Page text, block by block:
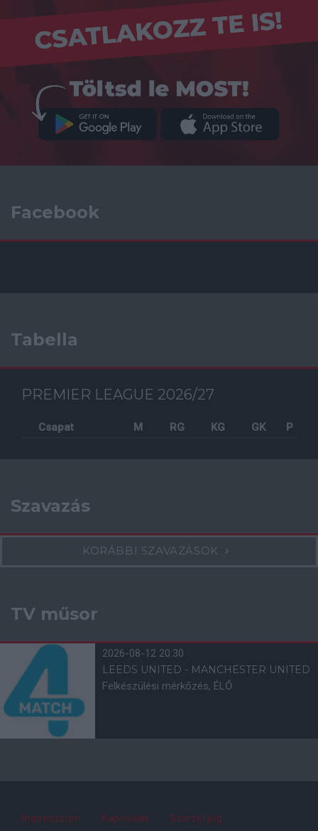
Facebook
Tabella
PREMIER LEAGUE 2026/27
Csapat M RG KG GK P
Szavazás
KORÁBBI SZAVAZÁSOK
TV műsor
2026-08-12 20:30
LEEDS UNITED - MANCHESTER UNITED
Felkészülési mérkőzés, ÉLŐ
Impresszum Kapcsolat Szerzői jog